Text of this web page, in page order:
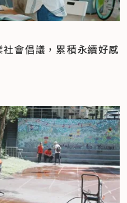
會倡議，累積永續好感